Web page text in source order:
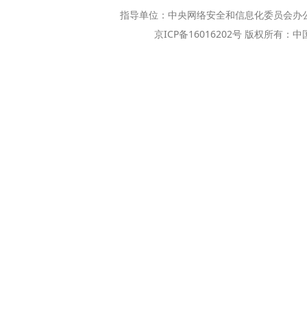
指导单位：中央网络安全和信息化委员会
京ICP备16016202号 版权所有：